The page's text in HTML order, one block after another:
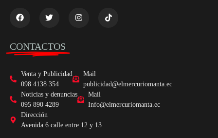
CONTACTOS
Venta y Publicidad
098 4138 354
Mail
publicidad@elmercuriomanta.ec
Noticias y denuncias
095 890 4289
Mail
Info@elmercuriomanta.ec
Dirección
Avenida 6 calle entre 12 y 13